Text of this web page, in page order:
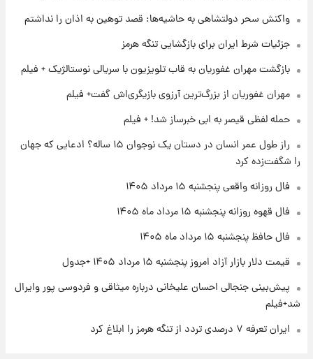
فال قهوه روزانه پنجشنبه ۱۵ مرداد ماه ۱۴۰۵
۱۸ ساعت پیش
فال روزانه واقعی پنجشنبه ۱۵ مرداد ۱۴۰۵
ارزش سهام عدالت برای امروز چهارشنبه ۱۴ مرداد
آغاز طرح جدید فروش مشارکت در تولید سایپا؛
نام خودرو، مبلغ پیش پرداخت و زمان تحویل |
واکنش سحر دولتشاهی به حاشیه‌ها: قصد توهین به اذان را نداشتم
جزئیات شرط ایران برای بازگشایی تنگه هرمز
بازگشت مهران غفوریان به قاب تلویزیون با سریالی نوستالژیک + فیلم
مهران غفوریان از بزرگ‌ترین آرزوی بازیگری‌اش گفت+ فیلم
حمله لفظی قیصر به ابی خبرساز شد! + فیلم
راز طول عمر انسان در دستان یک نوجوان ۱۵ ساله؟ ادعایی که جهان
را شگفت‌زده کرد
فال روزانه واقعی پنجشنبه ۱۵ مرداد ۱۴۰۵
فال قهوه روزانه پنجشنبه ۱۵ مرداد ماه ۱۴۰۵
فال حافظ پنجشنبه ۱۵ مرداد ماه ۱۴۰۵
قیمت دلار بازار آزاد امروز پنجشنبه ۱۵ مرداد ۱۴۰۵ +جدول
پیش‌بینی جنجالی احسان علیخانی درباره میثاقی و فردوسی پور وایرال
شد+فیلم
ایران تعرفه ۷ درصدی تردد از تنگه هرمز را ابلاغ کرد